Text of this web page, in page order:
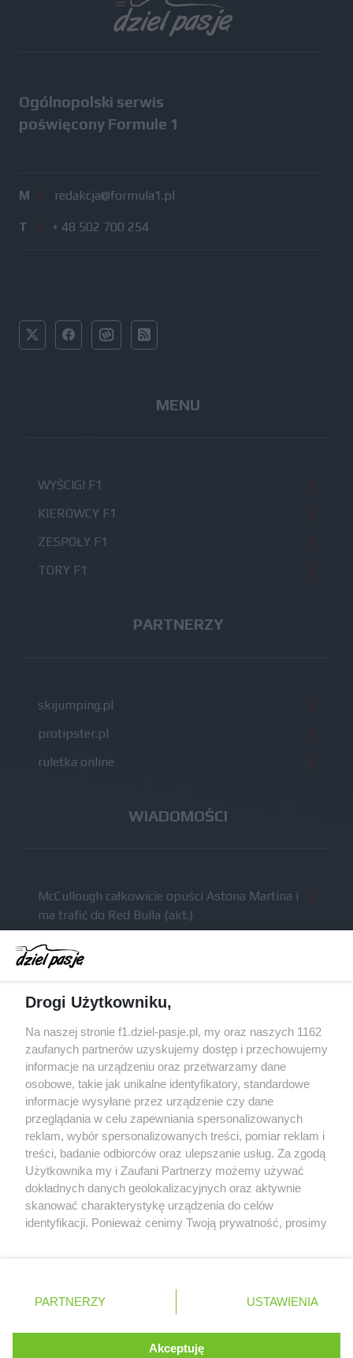
Ogólnopolski serwis
poświęcony Formule 1
M / redakcja@formula1.pl
T / + 48 502 700 254
MENU
WYŚCIGI F1
KIEROWCY F1
ZESPOŁY F1
TORY F1
PARTNERZY
skijumping.pl
protipster.pl
ruletka online
WIADOMOŚCI
McCullough całkowicie opuści Astona Martina i
ma trafić do Red Bulla (akt.)
Dochód F1 spadł o 61 procent względem
zeszłego sezonu
algorytmach?
Honda uświadomiła sobie skalę problemów z
silnikiem dopiero w styczniu
Audi planuje wprowadzić jeszcze cztery duże
pakiety poprawek w 2026 roku
Polityka prywatności © 2004 - 2026 GPmedia
Kopiowanie treści bez
zgody autorów zabronione.
powiązana w żaden sposób z grupą przedsiębiorstw Formula
do Formula One Licensing B.V
Serwis internetowy, z którego korzystasz, używa plików
cookies. Są to pliki instalowane w urządzeniach
końcowych osób korzystających z serwisu, w celu
administrowania serwisem, poprawy jakości
Dowiedz się więcej o naszej polityce
ROZUMIEM
Drogi Użytkowniku,
Na naszej stronie f1.dziel-pasje.pl, my oraz naszych 1162
zaufanych partnerów uzyskujemy dostęp i przechowujemy
informacje na urządzeniu oraz przetwarzamy dane
osobowe, takie jak unikalne identyfikatory, standardowe
informacje wysyłane przez urządzenie czy dane
przeglądania w celu zapewniania spersonalizowanych
reklam, wybór spersonalizowanych treści, pomiar reklam i
treści, badanie odbiorców oraz ulepszanie usług. Za zgodą
Użytkownika my i Zaufani Partnerzy możemy używać
dokładnych danych geolokalizacyjnych oraz aktywnie
skanować charakterystykę urządzenia do celów
identyfikacji. Ponieważ cenimy Twoją prywatność, prosimy
prywatności znajdujący się w lewym dolnym rogu strony
. Niektóre rodzaje przetwarzania danych nie wymagają
takiemu przetwarzaniu. Preferencje będą miały
PARTNERZY USTAWIENIA
Akceptuję